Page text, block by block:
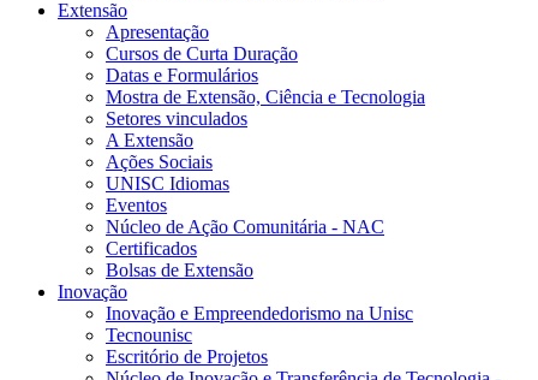
Extensão
Apresentação
Cursos de Curta Duração
Datas e Formulários
Mostra de Extensão, Ciência e Tecnologia
Setores vinculados
A Extensão
Ações Sociais
UNISC Idiomas
Eventos
Núcleo de Ação Comunitária - NAC
Certificados
Bolsas de Extensão
Inovação
Inovação e Empreendedorismo na Unisc
Tecnounisc
Escritório de Projetos